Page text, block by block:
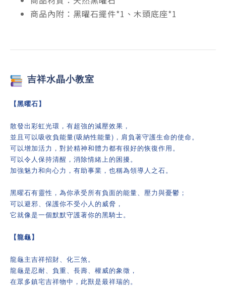
商品內附：黑曜石擺件*1、木頭底座*1
吉祥水晶小教室
【黑曜石】
散發出彩虹光環，有超強的減壓效果，
並且可以吸收負能量(吸納性能量)，肩負著守護生命的使命。
可以增加活力，對於精神和體力都有很好的恢復作用。
可以令人保持清醒，消除情緒上的困擾。
加強魅力和向心力，有助事業，也稱為領導人之石。
黑曜石有靈性，為你承受所有負面的能量、壓力與憂鬱；
可以避邪、保護你不受小人的威脅，
它就像是一個默默守護著你的黑騎士。
【龍龜】
龍龜主吉祥招財、化三煞。
龍龜是忍耐、負重、長壽、權威的象徵，
在眾多鎮宅吉祥物中，此獸是最祥瑞的。